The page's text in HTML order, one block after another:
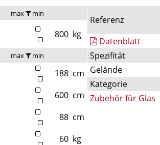
max min
800 kg
max min
188 cm
600 cm
88 cm
60 kg
Referenz
Datenblatt
Spezifität
Gelände
Kategorie
Zubehör für Glas